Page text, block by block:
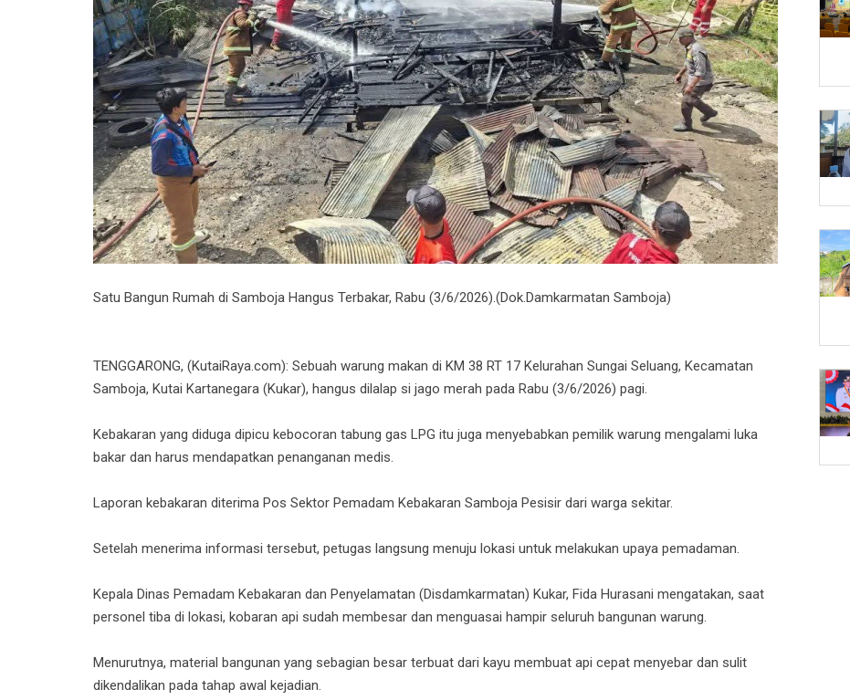
Satu Bangun Rumah di Samboja Hangus Terbakar, Rabu (3/6/2026).(Dok.Damkarmatan Samboja)
TENGGARONG, (KutaiRaya.com): Sebuah warung makan di KM 38 RT 17 Kelurahan Sungai Seluang, Kecamatan
Samboja, Kutai Kartanegara (Kukar), hangus dilalap si jago merah pada Rabu (3/6/2026) pagi.
Kebakaran yang diduga dipicu kebocoran tabung gas LPG itu juga menyebabkan pemilik warung mengalami luka
bakar dan harus mendapatkan penanganan medis.
Laporan kebakaran diterima Pos Sektor Pemadam Kebakaran Samboja Pesisir dari warga sekitar.
Setelah menerima informasi tersebut, petugas langsung menuju lokasi untuk melakukan upaya pemadaman.
Kepala Dinas Pemadam Kebakaran dan Penyelamatan (Disdamkarmatan) Kukar, Fida Hurasani mengatakan, saat
personel tiba di lokasi, kobaran api sudah membesar dan menguasai hampir seluruh bangunan warung.
Menurutnya, material bangunan yang sebagian besar terbuat dari kayu membuat api cepat menyebar dan sulit
dikendalikan pada tahap awal kejadian.